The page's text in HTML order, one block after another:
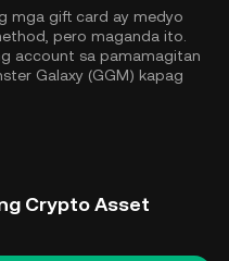
mga gift card ay medyo
pero maganda ito.
account sa pamamagitan
Galaxy (GGM) kapag
Crypto Asset